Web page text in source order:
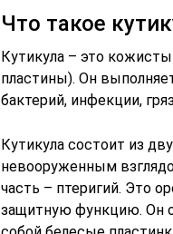
Что такое
Кутикула – это
пластины). Он
бактерий, инфекции,
Кутикула состоит из
невооруженным
часть – птеригий. Это
защитную функцию. Он